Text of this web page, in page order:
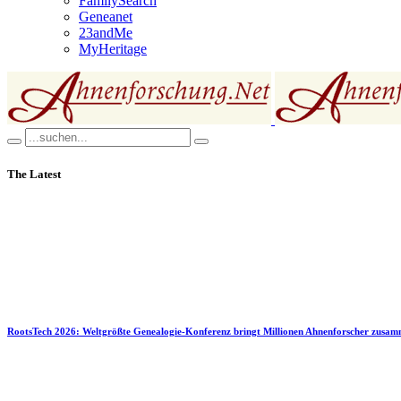
Geneanet
23andMe
MyHeritage
The Latest
RootsTech 2026: Weltgrößte Genealogie-Konferenz bringt Millionen Ahnenforscher